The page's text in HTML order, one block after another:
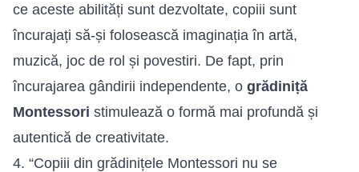
ce aceste abilități sunt dezvoltate, copiii sunt
încurajați să-și folosească imaginația în artă,
muzică, joc de rol și povestiri. De fapt, prin
încurajarea gândirii independente, o grădiniță
Montessori stimulează o formă mai profundă și
autentică de creativitate.
4. “Copiii din grădinițele Montessori nu se